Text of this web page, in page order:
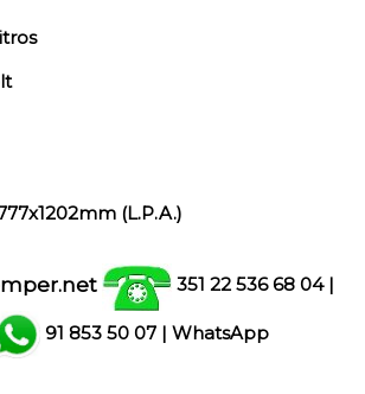
(L.P.A.)
351 22 536 68 04 |
91 853 50 07 | WhatsApp